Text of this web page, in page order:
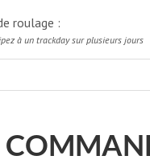
roulage :
à un trackday sur plusieurs jours